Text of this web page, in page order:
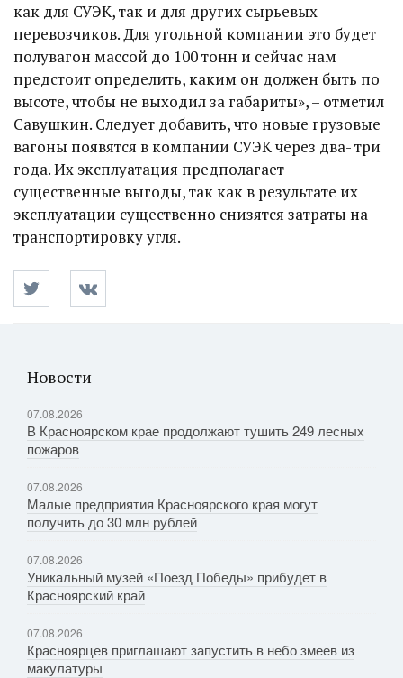
как для СУЭК, так и для других сырьевых
перевозчиков. Для угольной компании это будет
полувагон массой до 100 тонн и сейчас нам
предстоит определить, каким он должен быть по
высоте, чтобы не выходил за габариты», – отметил
Савушкин. Следует добавить, что новые грузовые
вагоны появятся в компании СУЭК через два- три
года. Их эксплуатация предполагает
существенные выгоды, так как в результате их
эксплуатации существенно снизятся затраты на
транспортировку угля.
Новости
07.08.2026
В Красноярском крае продолжают тушить 249 лесных
пожаров
07.08.2026
Малые предприятия Красноярского края могут
получить до 30 млн рублей
07.08.2026
Уникальный музей «Поезд Победы» прибудет в
Красноярский край
07.08.2026
Красноярцев приглашают запустить в небо змеев из
макулатуры